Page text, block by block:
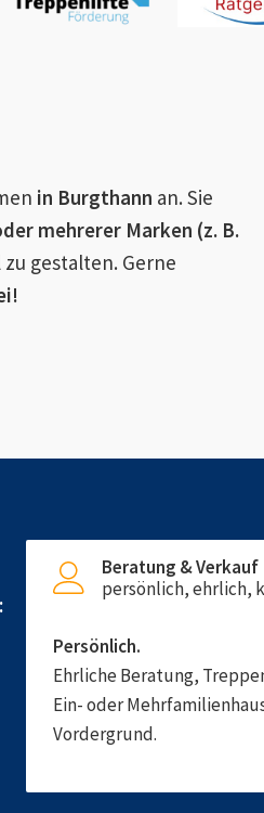
in Burgthann an. Sie
mehrerer Marken (z. B.
gestalten. Gerne
Beratung & Verkauf
persönlich, ehrlich,
Persönlich.
Ehrliche Beratung,
Ein- oder
Vordergrund.